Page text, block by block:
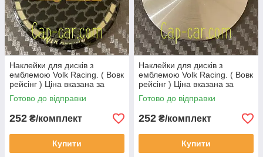
Наклейки для дисків з
емблемою Volk Racing. ( Вовк
рейсінг ) Ціна вказана за
комплект з 4-х штук
Готово до відправки
252 ₴/комплект
Купити
Наклейки для дисків з
емблемою Volk Racing. ( Вовк
рейсінг ) Ціна вказана за
комплект з 4-х штук
Готово до відправки
252 ₴/комплект
Купити